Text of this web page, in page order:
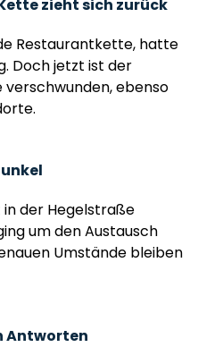
zieht sich zurück
Restaurantkette, hatte
Doch jetzt ist der
ebenso
in der Hegelstraße
um den Austausch
Umstände bleiben
Antworten